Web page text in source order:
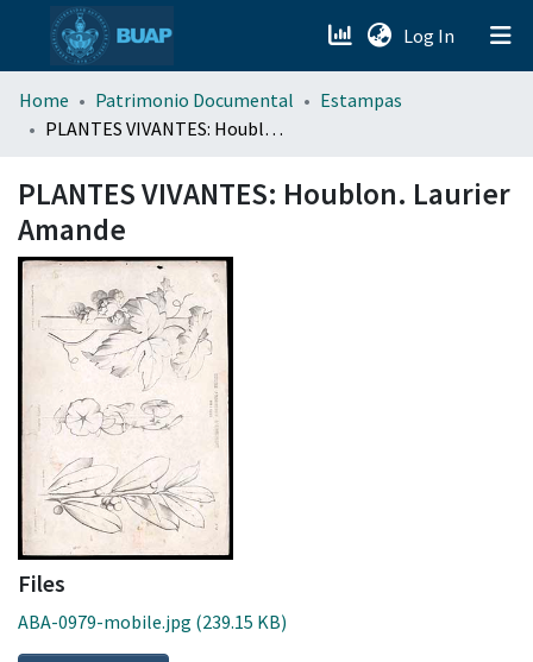
Log In (current)
menu.section.about_menu
Home Patrimonio Documental
Estampas
PLANTES VIVANTES: Houblon. Laurier Amande
PLANTES VIVANTES: Houblon. Laurier
Amande
Files
ABA-0979-mobile.jpg (239.15 KB)